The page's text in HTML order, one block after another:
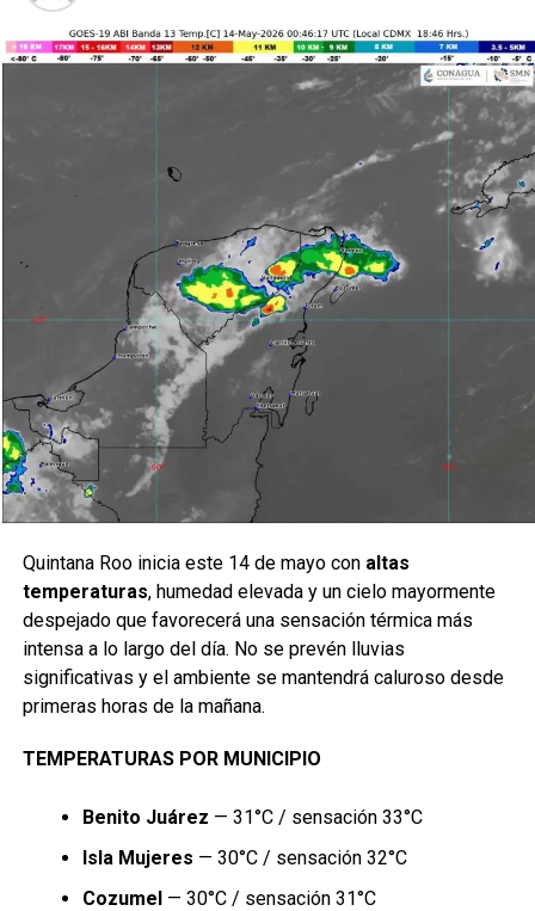
Quintana Roo inicia este 14 de mayo con altas
temperaturas, humedad elevada y un cielo mayormente
despejado que favorecerá una sensación térmica más
intensa a lo largo del día. No se prevén lluvias
significativas y el ambiente se mantendrá caluroso desde
primeras horas de la mañana.
TEMPERATURAS POR MUNICIPIO
Benito Juárez — 31°C / sensación 33°C
Isla Mujeres — 30°C / sensación 32°C
Cozumel— 30°C / sensación 31°C